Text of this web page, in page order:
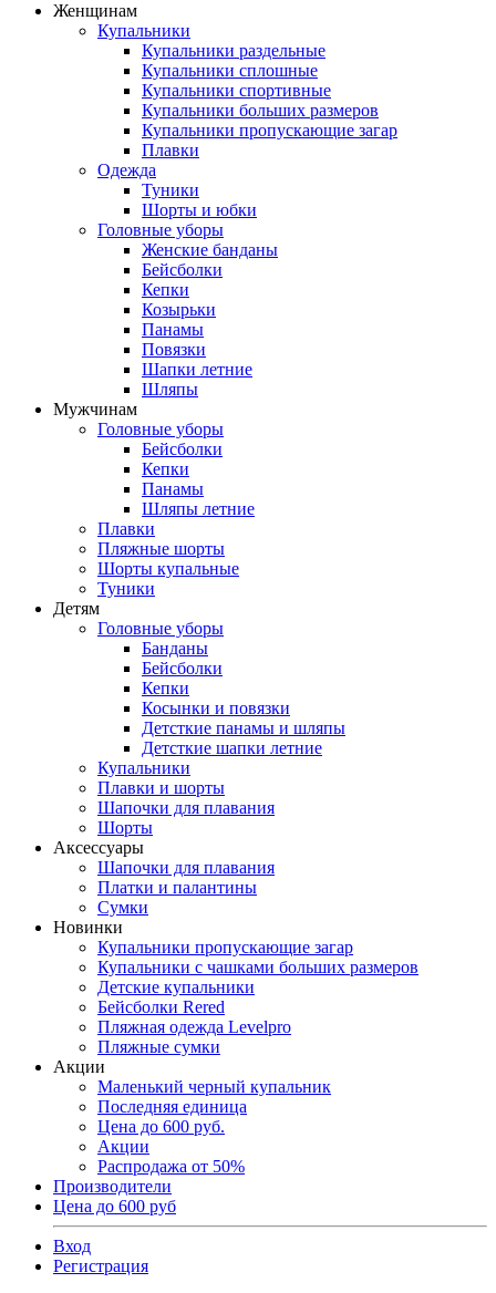
Женщинам
Купальники
Купальники раздельные
Купальники сплошные
Купальники спортивные
Купальники больших размеров
Купальники пропускающие загар
Плавки
Одежда
Туники
Шорты и юбки
Головные уборы
Женские банданы
Бейсболки
Кепки
Козырьки
Панамы
Повязки
Шапки летние
Шляпы
Мужчинам
Головные уборы
Бейсболки
Кепки
Панамы
Шляпы летние
Плавки
Пляжные шорты
Шорты купальные
Туники
Детям
Головные уборы
Банданы
Бейсболки
Кепки
Косынки и повязки
Детсткие панамы и шляпы
Детсткие шапки летние
Купальники
Плавки и шорты
Шапочки для плавания
Шорты
Аксессуары
Шапочки для плавания
Платки и палантины
Сумки
Новинки
Купальники пропускающие загар
Купальники с чашками больших размеров
Детские купальники
Бейсболки Rered
Пляжная одежда Levelpro
Пляжные сумки
Акции
Маленький черный купальник
Последняя единица
Цена до 600 руб.
Акции
Распродажа от 50%
Производители
Цена до 600 руб
Вход
Регистрация